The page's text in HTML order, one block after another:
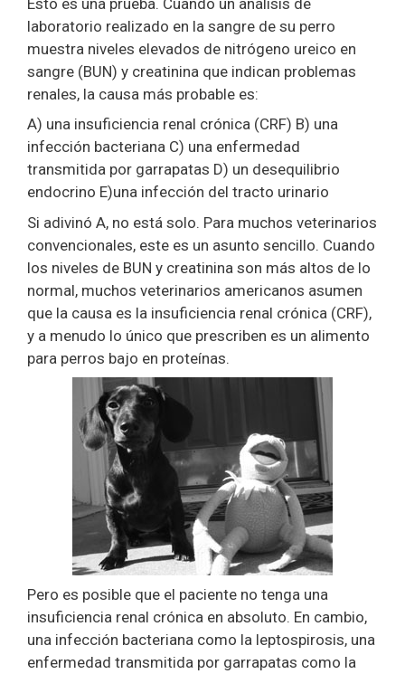
laboratorio realizado en la sangre de su perro
muestra niveles elevados de nitrógeno ureico en
sangre (BUN) y creatinina que indican problemas
renales, la causa más probable es:
A) una insuficiencia renal crónica (CRF) B) una
infección bacteriana C) una enfermedad
transmitida por garrapatas D) un desequilibrio
endocrino E)una infección del tracto urinario
Si adivinó A, no está solo. Para muchos veterinarios
convencionales, este es un asunto sencillo. Cuando
los niveles de BUN y creatinina son más altos de lo
normal, muchos veterinarios americanos asumen
que la causa es la insuficiencia renal crónica (CRF),
y a menudo lo único que prescriben es un alimento
para perros bajo en proteínas.
Pero es posible que el paciente no tenga una
insuficiencia renal crónica en absoluto. En cambio,
una infección bacteriana como la leptospirosis, una
enfermedad transmitida por garrapatas como la